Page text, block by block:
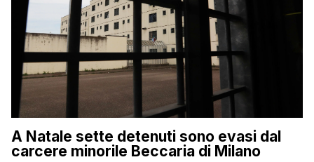
A Natale sette detenuti sono evasi dal
carcere minorile Beccaria di Milano